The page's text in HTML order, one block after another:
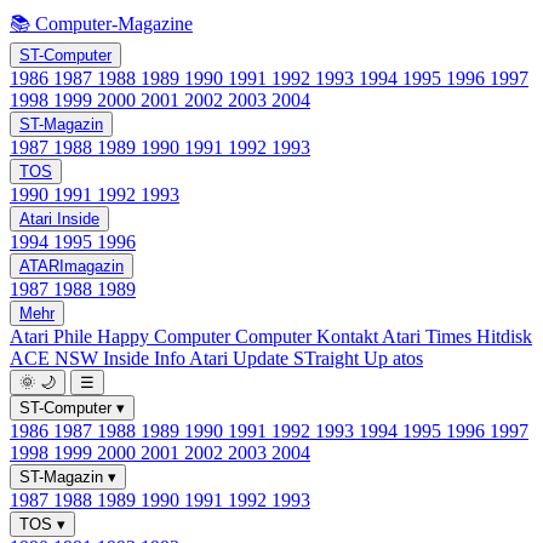
📚 Computer-Magazine
ST-Computer
1986 1987 1988 1989 1990 1991 1992 1993 1994 1995 1996 1997
1998 1999 2000 2001 2002 2003 2004
ST-Magazin
1987 1988 1989 1990 1991 1992 1993
TOS
1990 1991 1992 1993
Atari Inside
1994 1995 1996
ATARImagazin
1987 1988 1989
Mehr
Atari Phile Happy ComputerComputer Kontakt Atari Times Hitdisk
ACE NSW Inside Info Atari Update STraight Up atos
🌞 🌙
☰
ST-Computer ▾
1986 1987 1988 1989 1990 1991 1992 1993 1994 1995 1996 1997
1998 1999 2000 2001 2002 2003 2004
ST-Magazin ▾
1987 1988 1989 1990 1991 1992 1993
TOS ▾